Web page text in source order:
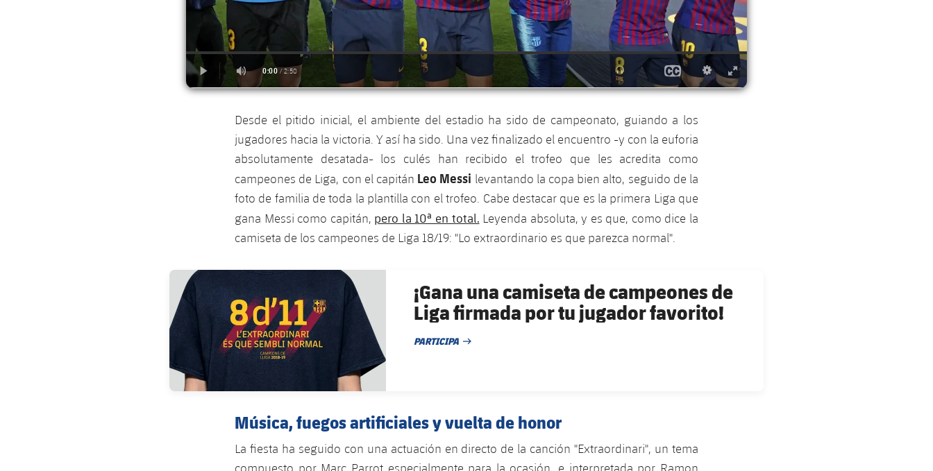
Desde el pitido inicial, el ambiente del estadio ha sido de campeonato, guiando a los
jugadores hacia la victoria. Y así ha sido. Una vez finalizado el encuentro -y con la euforia
absolutamente desatada- los culés han recibido el trofeo que les acredita como
campeones de Liga, con el capitán Leo Messi levantando la copa bien alto, seguido de la
foto de familia de toda la plantilla con el trofeo. Cabe destacar que es la primera Liga que
gana Messi como capitán, pero la 10ª en total. Leyenda absoluta, y es que, como dice la
camiseta de los campeones de Liga 18/19: "Lo extraordinario es que parezca normal".
FC Barcelona club badge
¡Gana una camiseta de campeones de
Liga firmada por tu jugador favorito!
PARTICIPA
FECHA DE PUBLICACIÓN
Música, fuegos artificiales y vuelta de honor
La fiesta ha seguido con una actuación en directo de la canción "Extraordinari", un tema